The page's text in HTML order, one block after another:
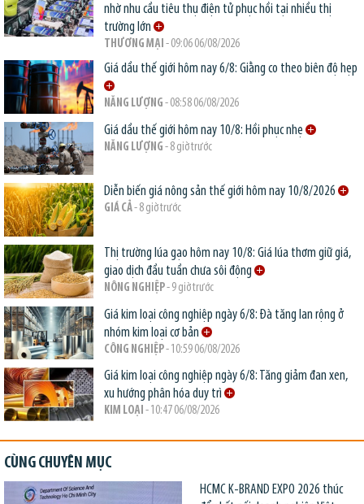
nhờ nhu cầu tiêu thụ điện tử phục hồi tại nhiều thị
trường lớn
THƯƠNG MẠI - 09:06 06/08/2026
Giá dầu thế giới hôm nay 6/8: Giằng co theo biên độ hẹp
NĂNG LƯỢNG - 08:58 06/08/2026
Giá dầu thế giới hôm nay 10/8: Hồi phục nhẹ
NĂNG LƯỢNG - 8 giờ trước
Diễn biến giá nông sản thế giới hôm nay 10/8/2026
GIÁ CẢ- 8 giờ trước
Thị trường lúa gạo hôm nay 10/8: Giá lúa thơm giữ giá,
giao dịch đầu tuần chưa sôi động
NÔNG NGHIỆP- 9 giờ trước
Giá kim loại công nghiệp ngày 6/8: Đà tăng lan rộng ở
nhóm kim loại cơ bản
CÔNG NGHIỆP- 10:59 06/08/2026
Giá kim loại công nghiệp ngày 6/8: Tăng giảm đan xen,
xu hướng phân hóa duy trì
KIM LOẠI - 10:47 06/08/2026
CÙNG CHUYÊN MỤC
HCMC K-BRAND EXPO 2026 thúc